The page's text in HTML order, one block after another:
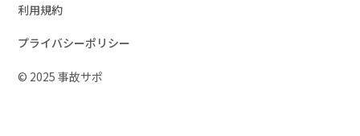
利用規約
プライバシーポリシー
© 2025 事故サポ